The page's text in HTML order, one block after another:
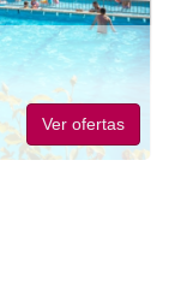
Ver ofertas